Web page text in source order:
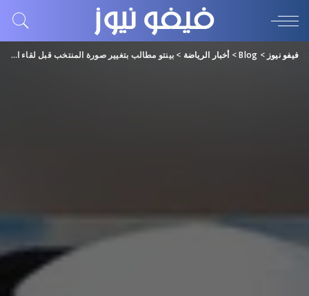
فيفو نيوز >
Blog
> أخبار الرياضة > بينتو مطالب بتغيير صورة المنتخب قبل لقاء الإياب أمام اليمن غداً